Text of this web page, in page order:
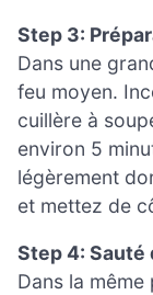
Step 3:
Dans une
feu moyen.
cuillère à
environ 5
légèrement
et mettez de
Step 4: Sauté
Dans la même